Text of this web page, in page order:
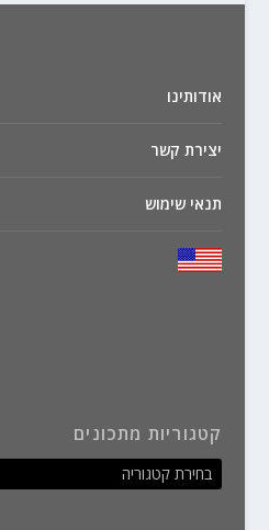
אודותינו
יצירת קשר
תנאי שימוש
קטגוריות מתכונים